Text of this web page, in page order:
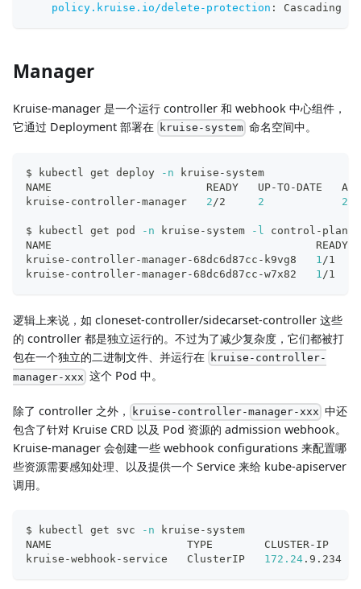
policy.kruise.io/delete-protection : Cascading
Manager
Kruise-manager 是一个运行 controller 和 webhook 中心组件，
它通过 Deployment 部署在 kruise-system 命名空间中。
$ kubectl get deploy -n kruise-system
NAME                        READY   UP-TO-DATE
kruise-controller-manager 2 /2 2 2
$ kubectl get pod -n kruise-system -l control-plane
NAME                                         READY
kruise-controller-manager-68dc6d87cc-k9vg8 1 /1
kruise-controller-manager-68dc6d87cc-w7x82 1 /1
逻辑上来说，如 cloneset-controller/sidecarset-controller 这些
的 controller 都是独立运行的。不过为了减少复杂度，它们都被打
包在一个独立的二进制文件、并运行在 kruise-controller-
manager-xxx 这个 Pod 中。
除了 controller 之外， kruise-controller-manager-xxx 中还
包含了针对 Kruise CRD 以及 Pod 资源的 admission webhook。
Kruise-manager 会创建一些 webhook configurations 来配置哪
些资源需要感知处理、以及提供一个 Service 来给 kube-apiserver
调用。
$ kubectl get svc -n kruise-system
NAME                     TYPE        CLUSTER-IP
kruise-webhook-service   ClusterIP 172.24 .9.234